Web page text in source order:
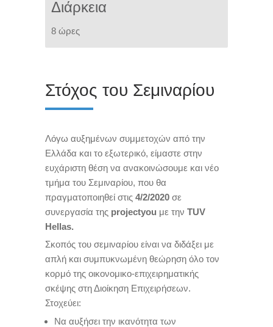
Διάρκεια
8 ώρες
Στόχος του Σεμιναρίου
Λόγω αυξημένων συμμετοχών από την
Ελλάδα και το εξωτερικό, είμαστε στην
ευχάριστη θέση να ανακοινώσουμε και νέο
τμήμα του Σεμιναρίου, που θα
πραγματοποιηθεί στις 4/2/2020 σε
συνεργασία της projectyou με την TUV
Hellas.
Σκοπός του σεμιναρίου είναι να διδάξει με
απλή και συμπυκνωμένη θεώρηση όλο τον
κορμό της οικονομικo-επιχειρηματικής
σκέψης στη Διοίκηση Επιχειρήσεων.
Στοχεύει:
Να αυξήσει την ικανότητα των